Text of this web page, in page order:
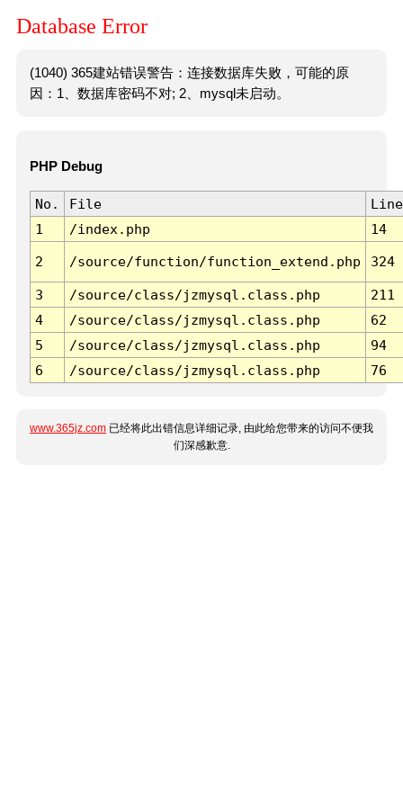
Database Error
(1040) 365建站错误警告：连接数据库失败，可能的原
因：1、数据库密码不对; 2、mysql未启动。
PHP Debug
No. File
Line
1
/index.php 14
2 /source/function/function_extend.php 324
3 /source/class/jzmysql.class.php
211
4
/source/class/jzmysql.class.php
62
5
/source/class/jzmysql.class.php
94
6
/source/class/jzmysql.class.php 76
www.365jz.com 已经将此出错信息详细记录, 由此给您带来的访问不便我
们深感歉意.